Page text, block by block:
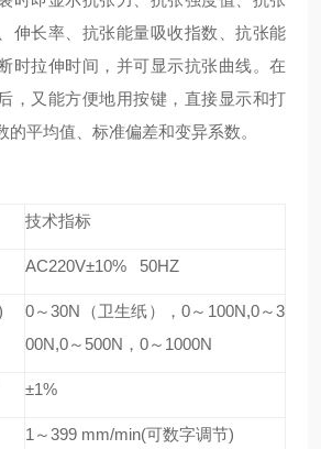
伸长率、抗张能量吸收指数、抗张能
时拉伸时间，并可显示抗张曲线。在
，又能方便地用按键，直接显示和打
的平均值、标准偏差和变异系数。
技术指标
AC220V±10% 50HZ
0～30N（卫生纸），0～100N,0～3
00N,0～500N，0～1000N
±1%
1 ～399 mm/min(可数字调节)